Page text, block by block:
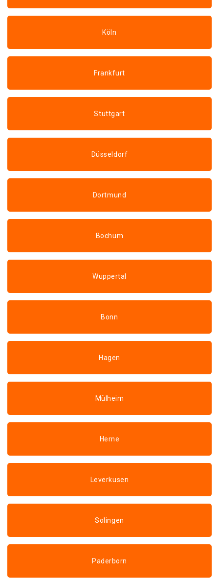
Köln
Frankfurt
Stuttgart
Düsseldorf
Dortmund
Bochum
Wuppertal
Bonn
Hagen
Mülheim
Herne
Leverkusen
Solingen
Paderborn